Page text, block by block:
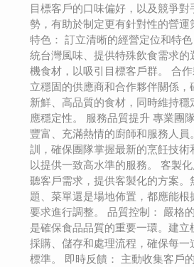
目標客戶的口味偏好，以及競爭對
勢，有助於制定更有針對性的營運
特色： 訂立清晰的經營定位和特
統台灣風味、提供特殊飲食需求的
機食材，以吸引目標客戶群。 合
立穩固的供應商和合作夥伴關係，
新鮮、高品質的食材，同時維持穩
應穩定性。 服務品質提升 專業團
豐富、充滿熱情的廚師和服務人員
訓，確保團隊掌握最新的烹飪技術
以提供一致高水準的服務。 客製
聽客戶需求，提供客製化的方案。
題、菜單還是場地佈置，都應能根
要求進行調整。 品質控制： 嚴格
是確保食品品質的重要一環。建立
採購、儲存和處理流程，確保每一
標準。 即時反饋： 主動收集客戶